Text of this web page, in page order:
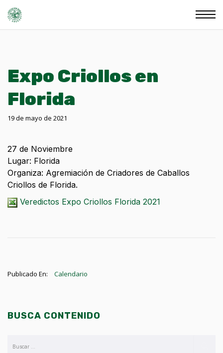
Expo Criollos en
Florida
19 de mayo de 2021
27 de Noviembre
Lugar: Florida
Organiza: Agremiación de Criadores de Caballos
Criollos de Florida.
Veredictos Expo Criollos Florida 2021
Publicado En: Calendario
BUSCA CONTENIDO